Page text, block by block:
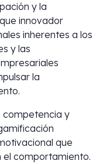
y la
innovador
inherentes a los
y las
la
competencia y
que
el comportamiento.